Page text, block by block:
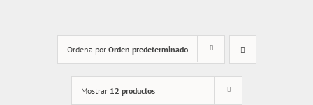
Ordena por Orden predeterminado
Mostrar 12 productos